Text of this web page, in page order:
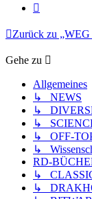
Zurück zu
Gehe zu
Allgemeines
↳ NEWS
↳
↳
↳ OFF-
↳
RD-
↳
↳